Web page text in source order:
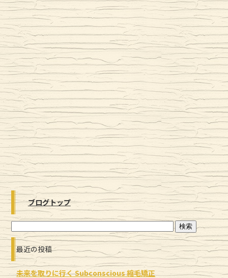
ブログトップ
最近の投稿
未来を取りに行く Subconscious 縮毛矯正